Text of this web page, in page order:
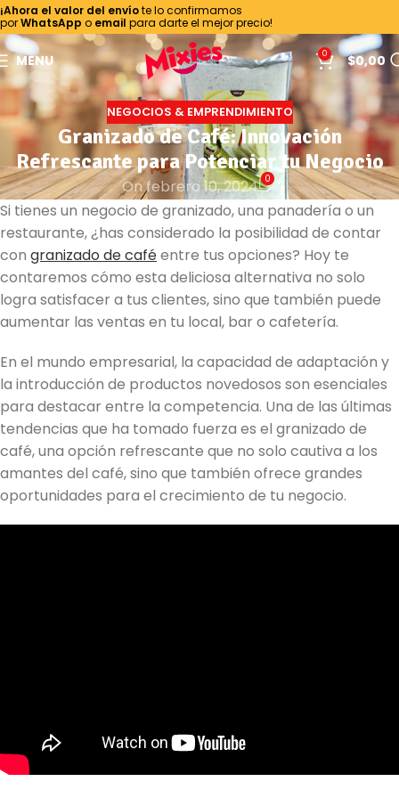
¡Ahora el valor del envíote lo confirmamos
porWhatsApp o email para darte el mejor precio!
MENU 0 $0,00
NEGOCIOS & EMPRENDIMIENTO
Granizado de Café: Innovación
Refrescante para Potenciar tu Negocio
On febrero 10, 2024 0
Si tienes un negocio de granizado, una panadería o un
restaurante, ¿has considerado la posibilidad de contar
con granizado de caféentre tus opciones? Hoy te
contaremos cómo esta deliciosa alternativa no solo
logra satisfacer a tus clientes, sino que también puede
aumentar las ventas en tu local, bar o cafetería.
En el mundo empresarial, la capacidad de adaptación y
la introducción de productos novedosos son esenciales
para destacar entre la competencia. Una de las últimas
tendencias que ha tomado fuerza es el granizado de
café, una opción refrescante que no solo cautiva a los
amantes del café, sino que también ofrece grandes
oportunidades para el crecimiento de tu negocio.